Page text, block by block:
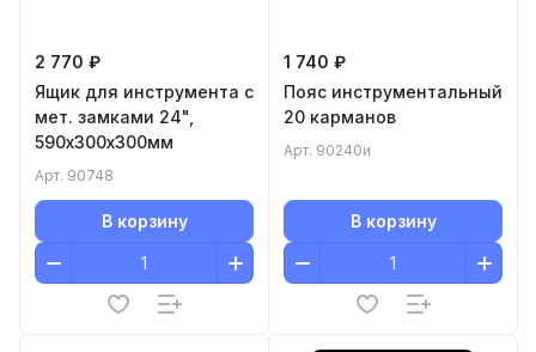
2 770 ₽
Ящик для инструмента с
мет. замками 24",
590х300x300мм
Арт. 90748
В корзину
1 740 ₽
Пояс инструментальный
20 карманов
Арт. 90240и
В корзину